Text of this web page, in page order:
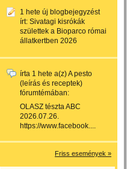
1 hete új blogbejegyzést
írt: Sivatagi kisrókák
születtek a Bioparco római
állatkertben 2026
írta 1 hete a(z)A pesto
(leírás és receptek)
fórumtémában:
OLASZ tészta ABC
2026.07.26.
https://www.facebook....
Friss események »